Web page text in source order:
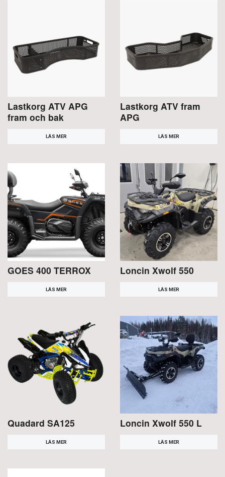
Lastkorg ATV APG
fram och bak
LÄS MER
Lastkorg ATV fram
APG
LÄS MER
GOES 400 TERROX
LÄS MER
Loncin Xwolf 550
LÄS MER
Quadard SA125
LÄS MER
Loncin Xwolf 550 L
LÄS MER